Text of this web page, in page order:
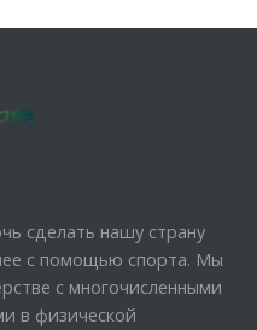
сделать нашу страну
с помощью спорта. Мы
с многочисленными
в физической